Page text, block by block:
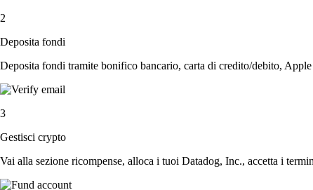
2
Deposita fondi
Deposita fondi tramite bonifico bancario, carta di credito/debito,
3
Gestisci crypto
Vai alla sezione ricompense, alloca i tuoi Datadog, Inc., accetta i